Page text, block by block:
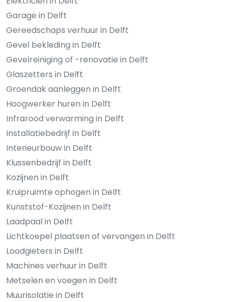
Garage in Delft
Gereedschaps verhuur in Delft
Gevel bekleding in Delft
Gevelreiniging of -renovatie in Delft
Glaszetters in Delft
Groendak aanleggen in Delft
Hoogwerker huren in Delft
Infrarood verwarming in Delft
Installatiebedrijf in Delft
Interieurbouw in Delft
Klussenbedrijf in Delft
Kozijnen in Delft
Kruipruimte ophogen in Delft
Kunststof-Kozijnen in Delft
Laadpaal in Delft
Lichtkoepel plaatsen of vervangen in Delft
Loodgieters in Delft
Machines verhuur in Delft
Metselen en voegen in Delft
Muurisolatie in Delft